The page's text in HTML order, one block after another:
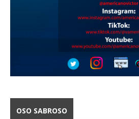
OSO SABROSO